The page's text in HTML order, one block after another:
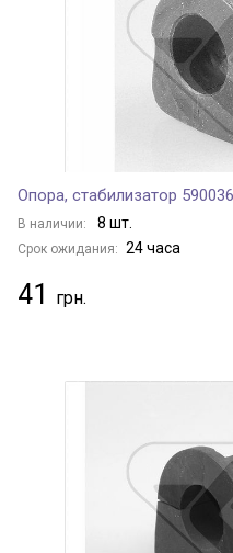
Опора, стабилизатор
В наличии: 8 шт.
Срок ожидания: 24 часа
41